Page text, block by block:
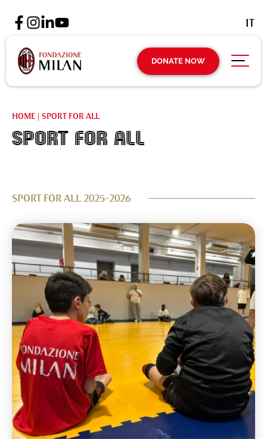
DONATE NOW
IT
HOME | SPORT FOR ALL
SPORT FOR ALL
SPORT FOR ALL 2025-2026